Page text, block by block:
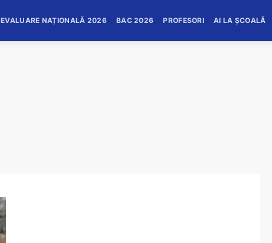
EVALUARE NAȚIONALĂ 2026 BAC 2026 PROFESORI AI LA ȘCOALĂ